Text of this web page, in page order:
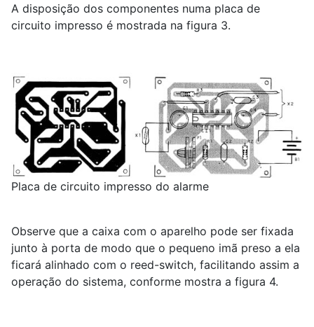
A disposição dos componentes numa placa de
circuito impresso é mostrada na figura 3.
Placa de circuito impresso do alarme
Observe que a caixa com o aparelho pode ser fixada
junto à porta de modo que o pequeno imã preso a ela
ficará alinhado com o reed-switch, facilitando assim a
operação do sistema, conforme mostra a figura 4.